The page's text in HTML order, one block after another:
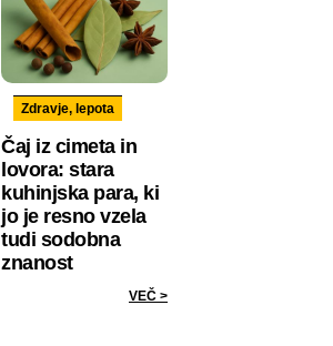
Zdravje, lepota
Čaj iz cimeta in
lovora: stara
kuhinjska para, ki
jo je resno vzela
tudi sodobna
znanost
VEČ >